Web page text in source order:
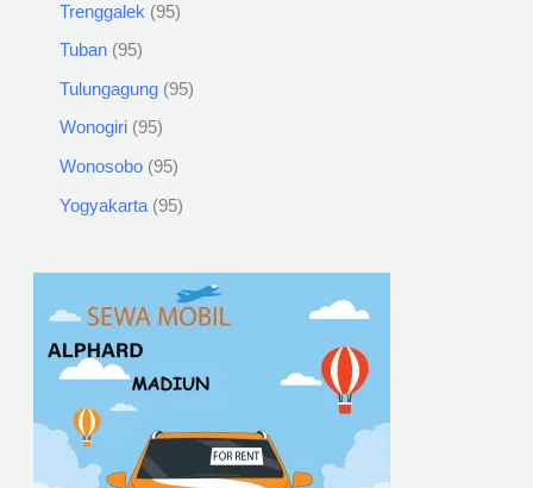
Trenggalek 95
Tuban 95
Tulungagung 95
Wonogiri 95
Wonosobo 95
Yogyakarta 95